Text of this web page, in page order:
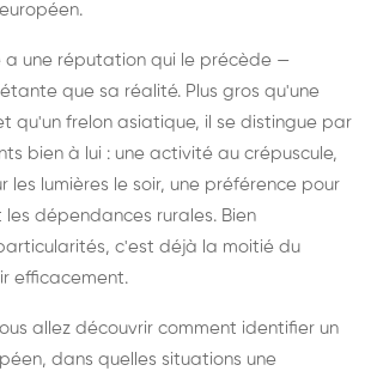
a une réputation qui le précède —
que sa réalité. Plus gros qu'une
qu'un frelon asiatique, il se distingue par
bien à lui : une activité au crépuscule,
les lumières le soir, une préférence pour
les dépendances rurales. Bien
c'est déjà la moitié du
efficacement.
allez découvrir comment identifier un
dans quelles situations une